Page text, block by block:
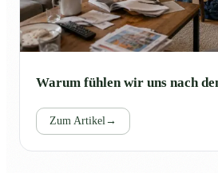
Warum fühlen wir uns nach
Zum Artikel→